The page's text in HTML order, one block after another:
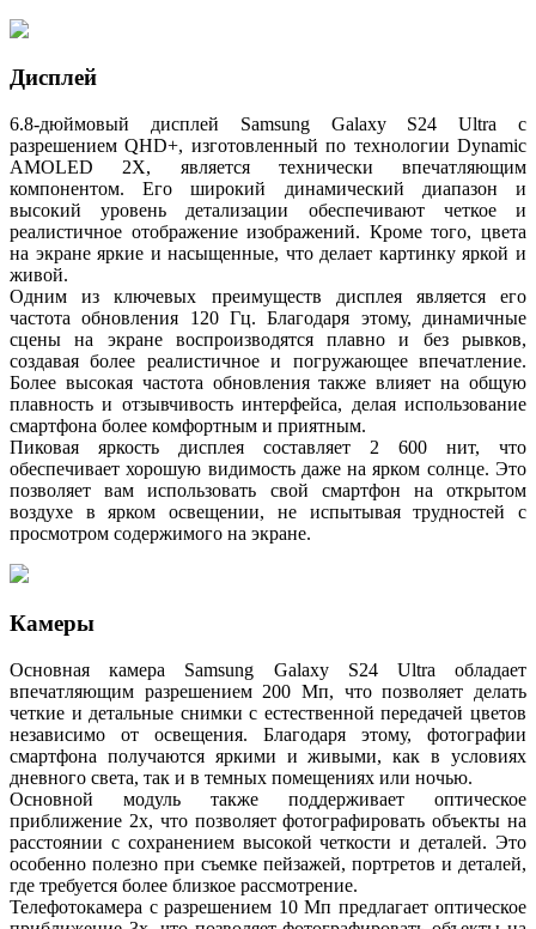
Дисплей
6.8-дюймовый дисплей Samsung Galaxy S24 Ultra с
разрешением QHD+, изготовленный по технологии Dynamic
AMOLED 2X, является технически впечатляющим
компонентом. Его широкий динамический диапазон и
высокий уровень детализации обеспечивают четкое и
реалистичное отображение изображений. Кроме того, цвета
на экране яркие и насыщенные, что делает картинку яркой и
живой.
Одним из ключевых преимуществ дисплея является его
частота обновления 120 Гц. Благодаря этому, динамичные
сцены на экране воспроизводятся плавно и без рывков,
создавая более реалистичное и погружающее впечатление.
Более высокая частота обновления также влияет на общую
плавность и отзывчивость интерфейса, делая использование
смартфона более комфортным и приятным.
Пиковая яркость дисплея составляет 2 600 нит, что
обеспечивает хорошую видимость даже на ярком солнце. Это
позволяет вам использовать свой смартфон на открытом
воздухе в ярком освещении, не испытывая трудностей с
просмотром содержимого на экране.
Камеры
Основная камера Samsung Galaxy S24 Ultra обладает
впечатляющим разрешением 200 Мп, что позволяет делать
четкие и детальные снимки с естественной передачей цветов
независимо от освещения. Благодаря этому, фотографии
смартфона получаются яркими и живыми, как в условиях
дневного света, так и в темных помещениях или ночью.
Основной модуль также поддерживает оптическое
приближение 2x, что позволяет фотографировать объекты на
расстоянии с сохранением высокой четкости и деталей. Это
особенно полезно при съемке пейзажей, портретов и деталей,
где требуется более близкое рассмотрение.
Телефотокамера с разрешением 10 Мп предлагает оптическое